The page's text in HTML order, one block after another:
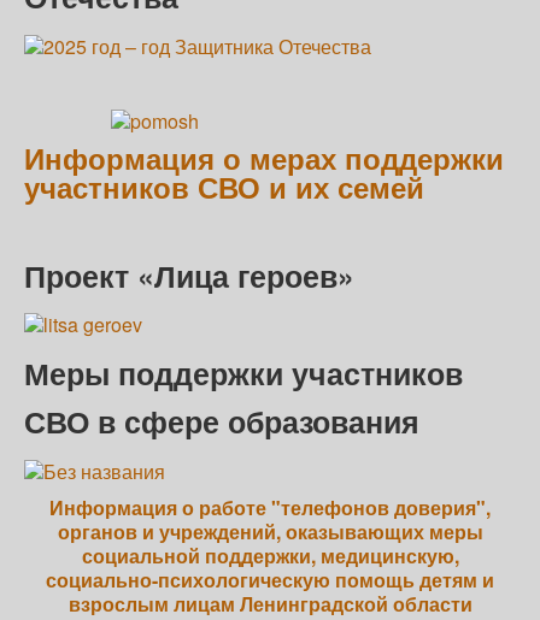
Информация о мерах поддержки
участников СВО и их семей
Проект «Лица героев»
Меры поддержки участников
СВО в сфере образования
Информация о работе "телефонов доверия",
органов и учреждений, оказывающих меры
социальной поддержки, медицинскую,
социально-психологическую помощь детям и
взрослым лицам Ленинградской области